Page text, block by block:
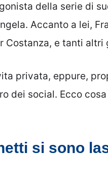
della serie di
Accanto a lei,
Costanza, e tanti altri
privata, eppure,
dei social. Ecco
si sono